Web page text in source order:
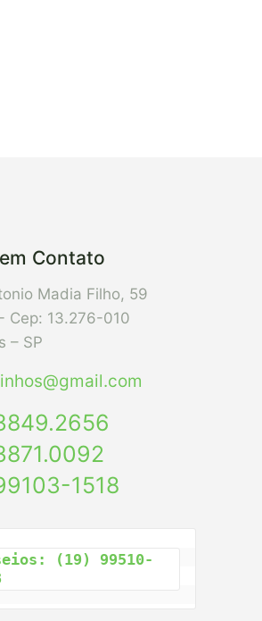
Contato
Madia Filho, 59
Cep: 13.276-010
– SP
1518
(19) 99510-